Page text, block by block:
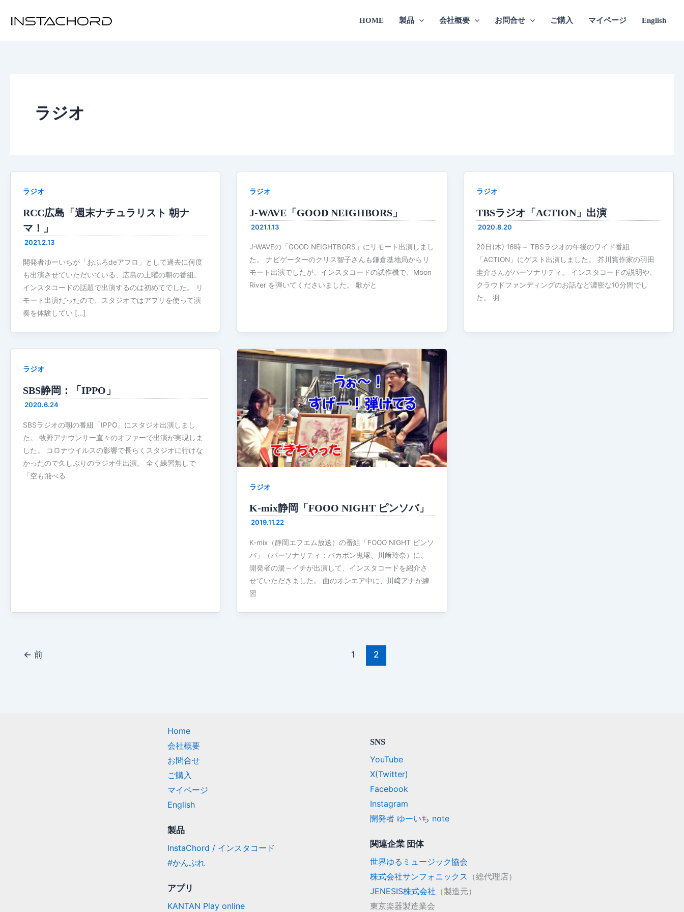
HOME 製品 会社概要 お問合せ ご購入 マイページ English
ラジオ
ラジオ
RCC広島「週末ナチュラリスト 朝ナ
マ！」
2021.2.13
開発者ゆーいちが「おふろdeアフロ」として過去に何度
も出演させていただいている、広島の土曜の朝の番組。
インスタコードの話題で出演するのは初めてでした。 リ
モート出演だったので、スタジオではアプリを使って演
奏を体験してい […]
ラジオ
J-WAVE「GOOD NEIGHBORS」
2021.1.13
J-WAVEの「GOOD NEIGHTBORS」にリモート出演しまし
た。 ナビゲーターのクリス智子さんも鎌倉基地局からリ
モート出演でしたが、インスタコードの試作機で、Moon
River を弾いてくださいました。 歌がと
ラジオ
TBSラジオ「ACTION」出演
2020.8.20
20日(木) 16時～ TBSラジオの午後のワイド番組
「ACTION」にゲスト出演しました。 芥川賞作家の羽田
圭介さんがパーソナリティ。 インスタコードの説明や、
クラウドファンディングのお話など濃密な10分間でし
た。 羽
ラジオ
SBS静岡：「IPPO」
2020.6.24
SBSラジオの朝の番組「IPPO」にスタジオ出演しまし
た。 牧野アナウンサー直々のオファーで出演が実現しま
した。 コロナウイルスの影響で長らくスタジオに行けな
かったので久しぶりのラジオ生出演。 全く練習無しで
「空も飛べる
ラジオ
K-mix静岡「FOOO NIGHT ピンソバ」
2019.11.22
K-mix（静岡エフエム放送）の番組「FOOO NIGHT ピンソ
バ」（パーソナリティ：バカボン鬼塚、川﨑玲奈）に、
開発者の湯～イチが出演して、インスタコードを紹介さ
せていただきました。 曲のオンエア中に、川﨑アナが練
習
← 前 1 2
Home
会社概要
お問合せ
ご購入
マイページ
English
製品
InstaChord / インスタコード
#かんぷれ
アプリ
KANTAN Play online
SNS
YouTube
X(Twitter)
Facebook
Instagram
開発者 ゆーいち note
関連企業 団体
世界ゆるミュージック協会
株式会社サンフォニックス （総代理店）
JENESIS株式会社 （製造元）
東京楽器製造業会